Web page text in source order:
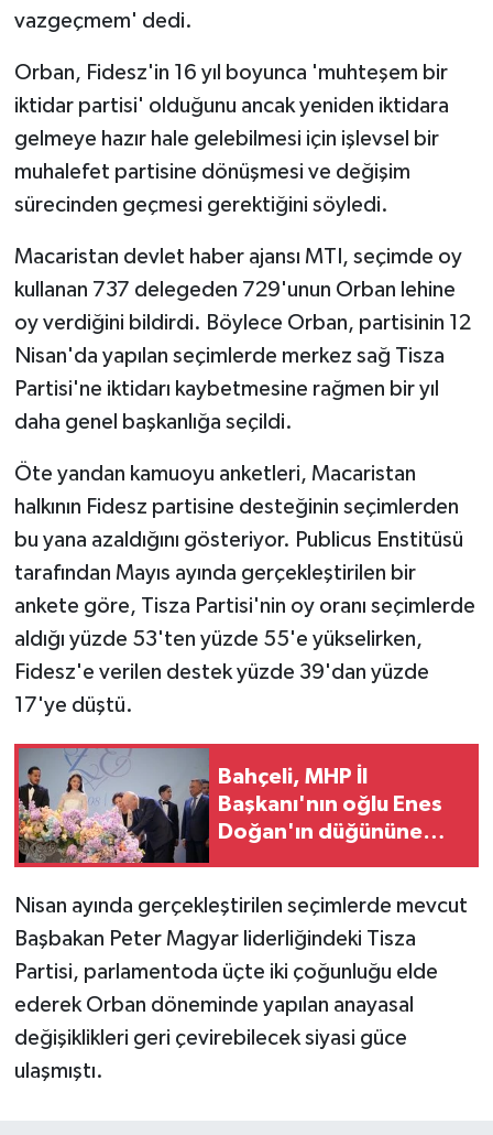
vazgeçmem' dedi.
Orban, Fidesz'in 16 yıl boyunca 'muhteşem bir
iktidar partisi' olduğunu ancak yeniden iktidara
gelmeye hazır hale gelebilmesi için işlevsel bir
muhalefet partisine dönüşmesi ve değişim
sürecinden geçmesi gerektiğini söyledi.
Macaristan devlet haber ajansı MTI, seçimde oy
kullanan 737 delegeden 729'unun Orban lehine
oy verdiğini bildirdi. Böylece Orban, partisinin 12
Nisan'da yapılan seçimlerde merkez sağ Tisza
Partisi'ne iktidarı kaybetmesine rağmen bir yıl
daha genel başkanlığa seçildi.
Öte yandan kamuoyu anketleri, Macaristan
halkının Fidesz partisine desteğinin seçimlerden
bu yana azaldığını gösteriyor. Publicus Enstitüsü
tarafından Mayıs ayında gerçekleştirilen bir
ankete göre, Tisza Partisi'nin oy oranı seçimlerde
aldığı yüzde 53'ten yüzde 55'e yükselirken,
Fidesz'e verilen destek yüzde 39'dan yüzde
17'ye düştü.
Bahçeli, MHP İl
Başkanı'nın oğlu Enes
Doğan'ın düğününe
Nisan ayında gerçekleştirilen seçimlerde mevcut
Başbakan Peter Magyar liderliğindeki Tisza
Partisi, parlamentoda üçte iki çoğunluğu elde
ederek Orban döneminde yapılan anayasal
değişiklikleri geri çevirebilecek siyasi güce
ulaşmıştı.